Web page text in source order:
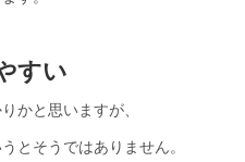
すい
かと思いますが、
とそうではありません。